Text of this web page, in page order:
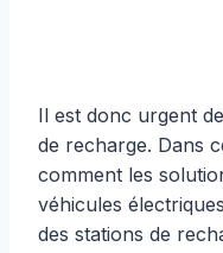
Il est donc urgent
de recharge. Dans
comment les
véhicules
des stations de